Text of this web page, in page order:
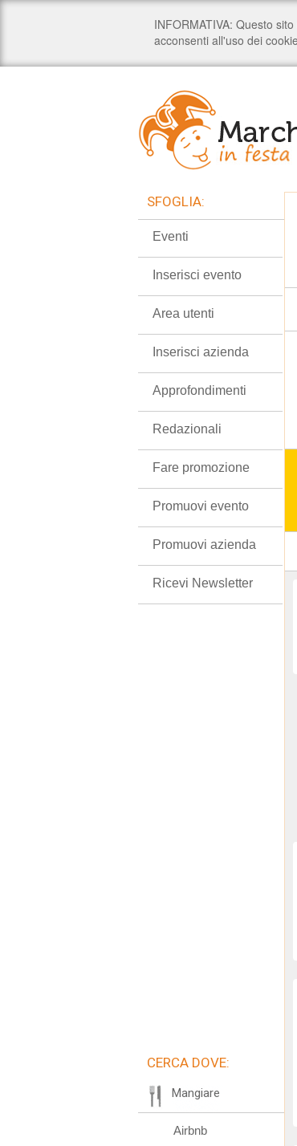
SFOGLIA:
Eventi
Inserisci evento
Area utenti
Inserisci azienda
Approfondimenti
Redazionali
Fare promozione
Promuovi evento
Promuovi azienda
Ricevi Newsletter
CERCA DOVE:
Mangiare
Airbnb